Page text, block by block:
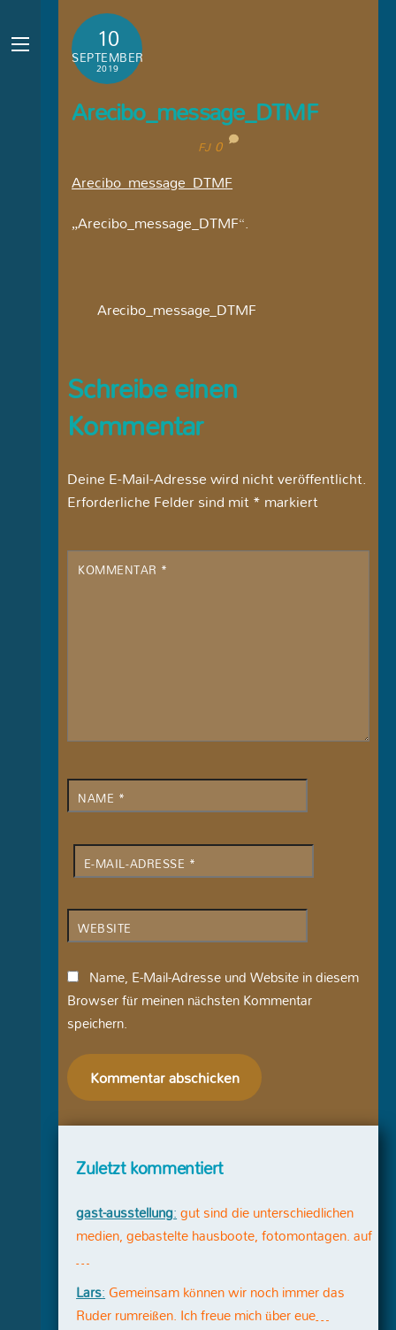
to
content
Menu 10
SEPTEMBER
2019
Arecibo_message_DTMF
FJ0
Arecibo_message_DTMF
„Arecibo_message_DTMF“.
Arecibo_message_DTMF
Schreibe einen
Kommentar
Deine E-Mail-Adresse wird nicht veröffentlicht.
Erforderliche Felder sind mit*markiert
KOMMENTAR *
NAME *
E-MAIL-ADRESSE *
WEBSITE
Name, E-Mail-Adresse und Website in diesem
Browser für meinen nächsten Kommentar
speichern.
Zuletzt kommentiert
gast-ausstellung:gut sind die unterschiedlichen
medien, gebastelte hausboote, fotomontagen. auf
…
Lars:Gemeinsam können wir noch immer das
Ruder rumreißen. Ich freue mich über eue…